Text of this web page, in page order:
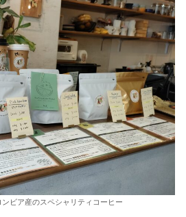
ンビア産のスペシャリティコーヒー